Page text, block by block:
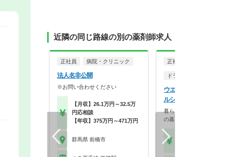
近隣の同じ路線の別の薬剤師求人
正社員 病院・クリニック
法人名非公開
※お問い合わせください
【月収】26.1万円～32.5万
円応相談
【年収】375万円～471万円
群馬県 前橋市
正社員
ドラッグストア（調剤併設
ウエルシア薬局株式会社
ルシア前橋上新田店
暮らしを支える仕事だから、
の暮らしも大切に。業…